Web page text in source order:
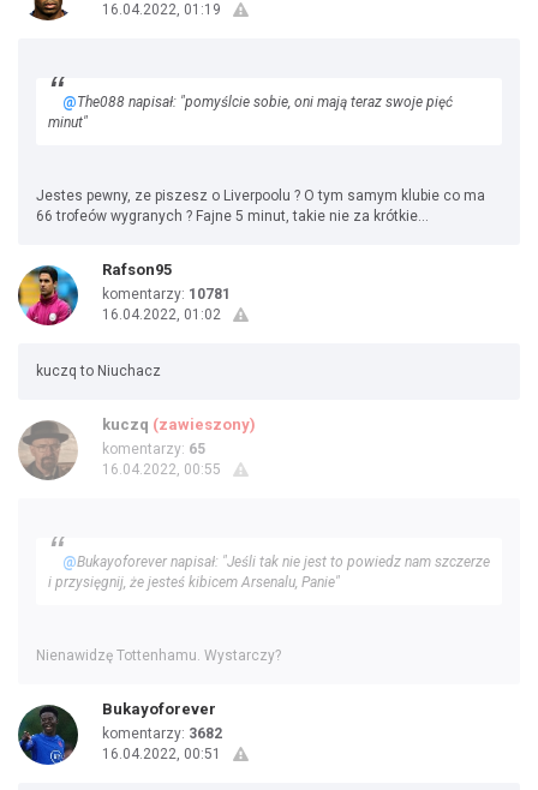
16.04.2022, 01:19
@The088 napisał: "pomyślcie sobie, oni mają teraz swoje pięć
minut"
Jestes pewny, ze piszesz o Liverpoolu ? O tym samym klubie co ma
66 trofeów wygranych ? Fajne 5 minut, takie nie za krótkie...
Rafson95
komentarzy: 10781
16.04.2022, 01:02
kuczq to Niuchacz
kuczq (zawieszony)
komentarzy: 65
16.04.2022, 00:55
@Bukayoforever napisał: "Jeśli tak nie jest to powiedz nam szczerze
i przysięgnij, że jesteś kibicem Arsenalu, Panie"
Nienawidzę Tottenhamu. Wystarczy?
Bukayoforever
komentarzy: 3682
16.04.2022, 00:51